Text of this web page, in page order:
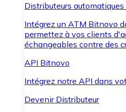
Distributeurs
Intégrez un ATM Bitnovo
permettez à vos clients
échangeables contre des
API Bitnovo
Intégrez notre API dans
Devenir Distributeur